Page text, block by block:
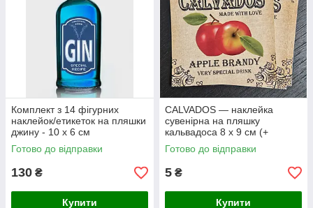
Комплект з 14 фігурних
наклейок/етикеток на пляшки
джину - 10 х 6 см
Готово до відправки
130 ₴
Купити
CALVADOS — наклейка
сувенірна на пляшку
кальвадоса 8 х 9 см (+
покриття)
Готово до відправки
5 ₴
Купити